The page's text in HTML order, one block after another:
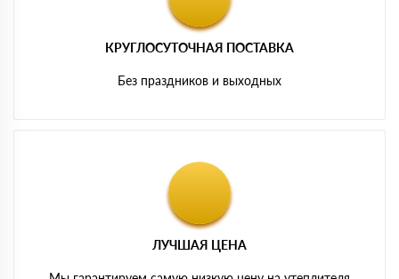
КРУГЛОСУТОЧНАЯ ПОСТАВКА
Без праздников и выходных
ЛУЧШАЯ ЦЕНА